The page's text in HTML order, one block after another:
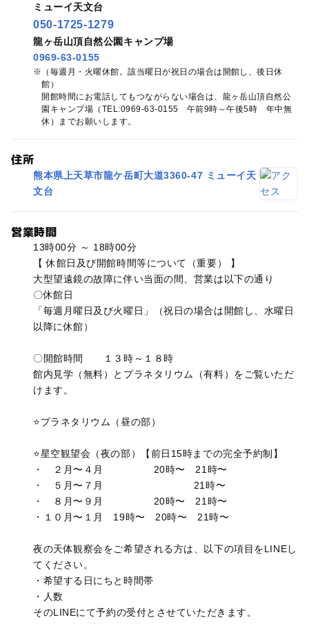
ミューイ天文台
050-1725-1279
龍ヶ岳山頂自然公園キャンプ場
0969-63-0155
（毎週月・火曜休館。該当曜日が祝日の場合は開館し、後日休
館）
開館時間にお電話してもつながらない場合は、龍ヶ岳山頂自然公
園キャンプ場（TEL:0969‐63‐0155 午前9時～午後5時 年中無
休）までお願いします。
住所
熊本県上天草市龍ケ岳町大道3360-47 ミューイ天
文台
営業時間
13時00分 ～ 18時00分
【 休館日及び開館時間等について（重要） 】
大型望遠鏡の故障に伴い当面の間、営業は以下の通り
〇休館日
「毎週月曜日及び火曜日」（祝日の場合は開館し、水曜日
以降に休館）
〇開館時間 １３時～１８時
館内見学（無料）とプラネタリウム（有料）をご覧いただ
けます。
⭐️プラネタリウム（昼の部）
⭐星空観望会（夜の部）【前日15時までの完全予約制】
・ ２月〜４月 20時〜 21時〜
・ ５月〜７月 21時〜
・ ８月〜９月 20時〜 21時〜
・１０月〜１月 19時〜 20時〜 21時〜
夜の天体観察会をご希望される方は、以下の項目をLINEし
てください。
・希望する日にちと時間帯
・人数
そのLINEにて予約の受付とさせていただきます。